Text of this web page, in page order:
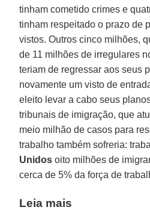
tinham cometido crimes e
tinham respeitado o prazo de
vistos. Outros cinco milhões,
de 11 milhões de irregulares
teriam de regressar aos seus
novamente um visto de
eleito levar a cabo seus
tribunais de imigração, que
meio milhão de casos para
trabalho também sofreria:
Unidos oito milhões de
cerca de 5% da força de
Leia mais